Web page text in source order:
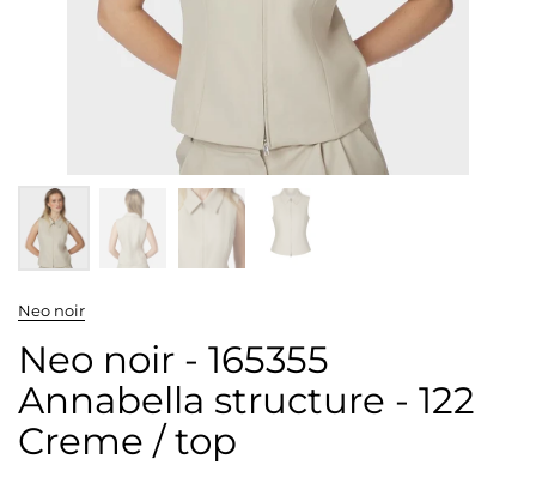
Neo noir
Neo noir - 165355
Annabella structure - 122
Creme / top